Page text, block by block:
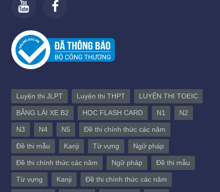
Luyện thi JLPT Luyện thi THPT LUYỆN THI TOEIC
BẰNG LÁI XE B2 HỌC FLASH CARD N1 N2
N3 N4 N5 Đề thi chính thức các năm
Đề thi mẫu Kanji Từ vựng Ngữ pháp
Đề thi chính thức các năm Ngữ pháp Đề thi mẫu
Từ vựng Kanji Đề thi chính thức các năm